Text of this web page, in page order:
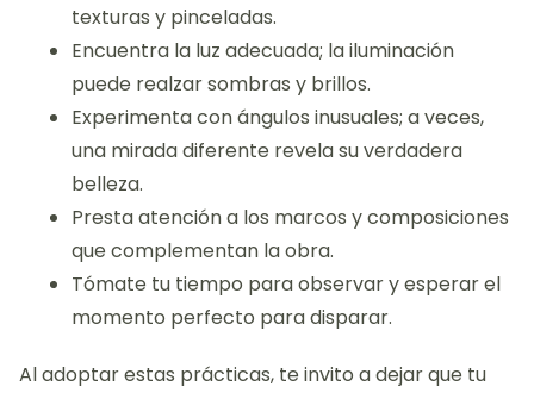
texturas y pinceladas.
Encuentra la luz adecuada; la iluminación
puede realzar sombras y brillos.
Experimenta con ángulos inusuales; a veces,
una mirada diferente revela su verdadera
belleza.
Presta atención a los marcos y composiciones
que complementan la obra.
Tómate tu tiempo para observar y esperar el
momento perfecto para disparar.
Al adoptar estas prácticas, te invito a dejar que tu